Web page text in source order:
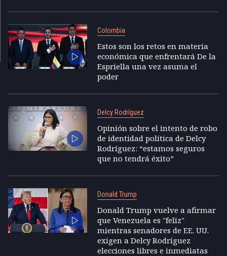
Colombia
Estos son los retos en materia
económica que enfrentará De la
Espriella una vez asuma el
poder
Delcy Rodríguez
Opinión sobre el intento de robo
de identidad política de Delcy
Rodríguez: “estamos seguros
que no tendrá éxito”
Donald Trump
Donald Trump vuelve a afirmar
que Venezuela es "feliz"
mientras senadores de EE. UU.
exigen a Delcy Rodríguez
elecciones libres e inmediatas